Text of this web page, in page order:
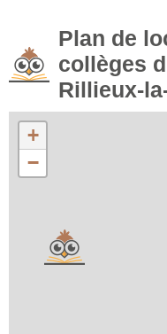
Plan de
collèges
Rillieux-
+
−